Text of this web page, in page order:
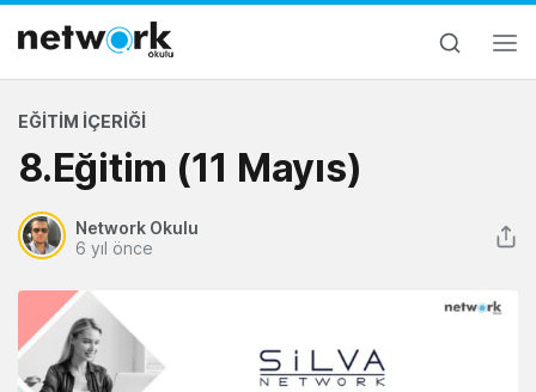
EĞITIM İÇERIĞI
8.Eğitim (11 Mayıs)
Network Okulu
6 yıl önce